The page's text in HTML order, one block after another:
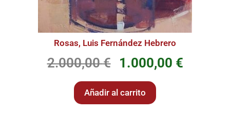
Rosas, Luis Fernández Hebrero
2.000,00€ 1.000,00 €
Añadir al carrito